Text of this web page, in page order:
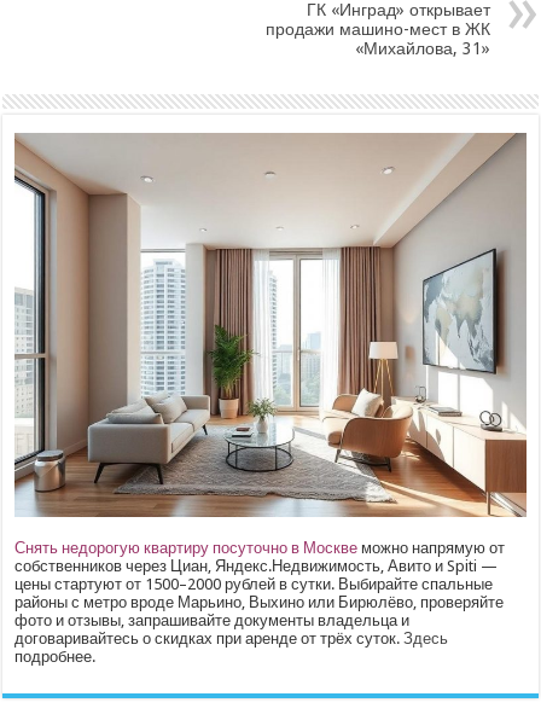
ГК «Инград» открывает
продажи машино-мест в ЖК
«Михайлова, 31»
Снять недорогую квартиру посуточно в Москве можно напрямую от
собственников через Циан, Яндекс.Недвижимость, Авито и Spiti —
цены стартуют от 1500–2000 рублей в сутки. Выбирайте спальные
районы с метро вроде Марьино, Выхино или Бирюлёво, проверяйте
фото и отзывы, запрашивайте документы владельца и
договаривайтесь о скидках при аренде от трёх суток.Здесь
подробнее.